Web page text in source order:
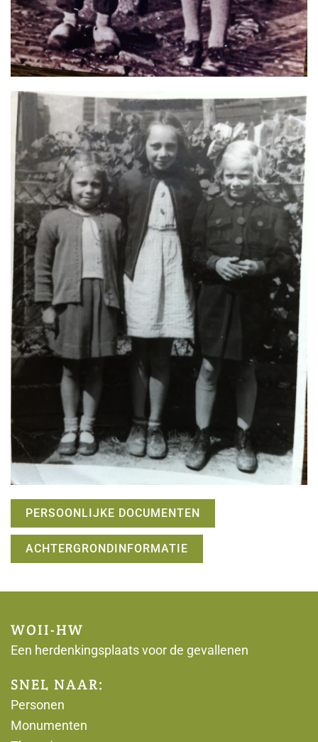
PERSOONLIJKE DOCUMENTEN
ACHTERGRONDINFORMATIE
WOII-HW
Een herdenkingsplaats voor de gevallenen
SNEL NAAR:
Personen
Monumenten